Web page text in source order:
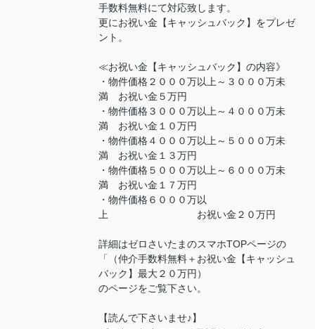
手数料無料にて対応致します。
更にお祝い金【キャッシュバック】をプレゼ
ント。
≪お祝い金【キャッシュバック】の内容》
・物件価格２０００万以上～３０００万未
満 お祝い金５万円
・物件価格３０００万以上～４０００万未
満 お祝い金１０万円
・物件価格４０００万以上～５０００万未
満 お祝い金１３万円
・物件価格５０００万以上～６０００万未
満 お祝い金１７万円
・物件価格６０００万以
上 お祝い金２０万円
詳細はゼロさいたまのスマホTOPページの
「（仲介手数料無料＋お祝い金【キャッシュ
バック】最大２０万円）
のページをご覧下さい。
【読んで下さいませ♪】